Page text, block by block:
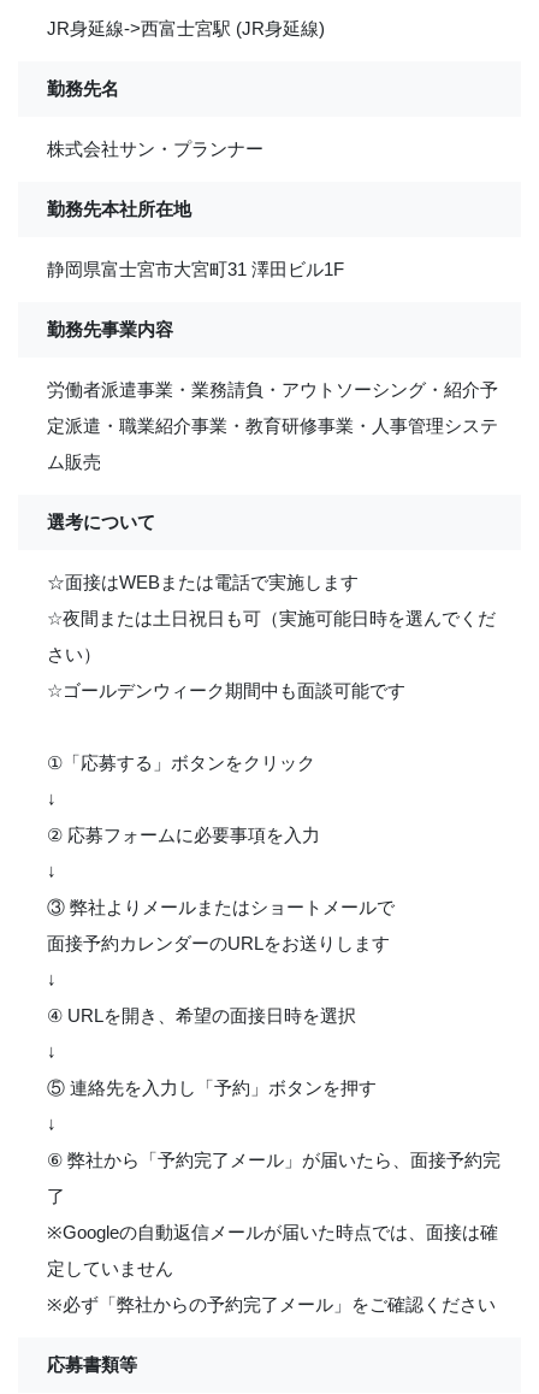
JR身延線->西富士宮駅 (JR身延線)
勤務先名
株式会社サン・プランナー
勤務先本社所在地
静岡県富士宮市大宮町31 澤田ビル1F
勤務先事業内容
労働者派遣事業・業務請負・アウトソーシング・紹介予
定派遣・職業紹介事業・教育研修事業・人事管理システ
ム販売
選考について
☆面接はWEBまたは電話で実施します
☆夜間または土日祝日も可（実施可能日時を選んでくだ
さい）
☆ゴールデンウィーク期間中も面談可能です
①「応募する」ボタンをクリック
↓
② 応募フォームに必要事項を入力
↓
③ 弊社よりメールまたはショートメールで
面接予約カレンダーのURLをお送りします
↓
④ URLを開き、希望の面接日時を選択
↓
⑤ 連絡先を入力し「予約」ボタンを押す
↓
⑥ 弊社から「予約完了メール」が届いたら、面接予約完
了
※Googleの自動返信メールが届いた時点では、面接は確
定していません
※必ず「弊社からの予約完了メール」をご確認ください
応募書類等